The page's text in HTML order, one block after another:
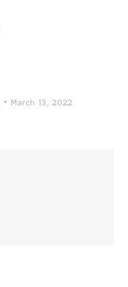
March 13, 2022